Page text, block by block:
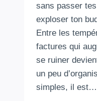
sans passer
exploser ton
Entre les
factures qui
se ruiner
un peu
simples, il est…